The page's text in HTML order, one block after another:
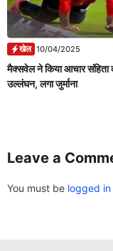
खेल 10/04/2025
मैक्सवेल ने किया आचार संहिता
उल्लंघन, लगा जुर्माना
Leave a
You must be logged in